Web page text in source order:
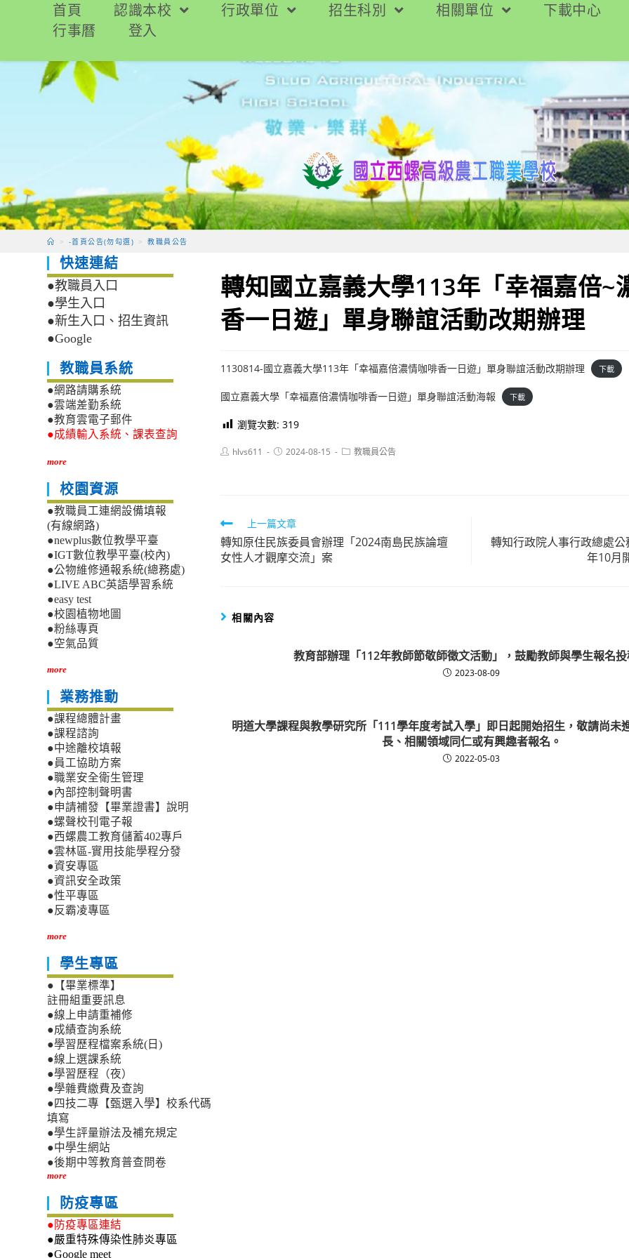
要
首頁 認識本校 行政單位 招生科別 相關單位 下載中心
行事曆
登入
> -首頁公告(勿勾選) > 教職員公告
轉知國立嘉義大學113年「幸福嘉倍~
香一日遊」單身聯誼活動改期辦理
1130814-國立嘉義大學113年「幸福嘉倍濃情咖啡香一日遊」單身聯誼活動改期辦理 下載
國立嘉義大學「幸福嘉倍濃情咖啡香一日遊」單身聯誼活動海報 下載
瀏覽次數: 319
Posthlvs611
Post2024-08-15
Post教職員公告
Read
more
articles
上一篇文章
轉知原住民族委員會辦理「2024南島民族論壇
女性人才觀摩交流」案
轉知行政院人事行政總處
年10月
相關內容
教育部辦理「112年教師節敬師徵文活動」，鼓勵教師與學生報名投
2023-08-09
明道大學課程與教學研究所「111學年度考試入學」即日起開始招生，敬請尚未
長、相關領域同仁或有興趣者報名。
2022-05-03
快速連結
●教職員入口
●學生入口
●新生入口、招生資訊
●Google
教職員系統
●網路請購系統
●雲端差勤系統
●教育雲電子郵件
●成績輸入系統、課表查詢
more
校園資源
●教職員工連網設備填報
(有線網路)
●newplus數位教學平臺
●IGT數位教學平臺(校內)
●公物維修通報系統(總務處)
●LIVE ABC英語學習系統
●easy test
●校園植物地圖
●粉絲專頁
●空氣品質
more
業務推動
●課程總體計畫
●課程諮詢
●中途離校填報
●員工協助方案
●職業安全衛生管理
●內部控制聲明書
●申請補發【畢業證書】說明
●螺聲校刊電子報
●西螺農工教育儲蓄402專戶
●雲林區-實用技能學程分發
●資安專區
●資訊安全政策
●性平專區
●反霸凌專區
more
學生專區
●【畢業標準】
註冊組重要訊息
●線上申請重補修
●成績查詢系統
●學習歷程檔案系統(日)
●線上選課系統
●學習歷程（夜）
●學雜費繳費及查詢
●四技二專【甄選入學】校系代碼
填寫
●學生評量辦法及補充規定
●中學生網站
●後期中等教育普查問卷
more
防疫專區
●防疫專區連結
●嚴重特殊傳染性肺炎專區
●Google meet